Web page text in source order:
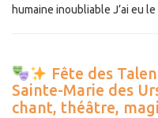
humaine inoubliable J’ai eu le
Fête des
Sainte-Marie des
chant, théâtre,